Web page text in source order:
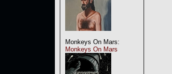
Monkeys On Mars:
Monkeys On Mars